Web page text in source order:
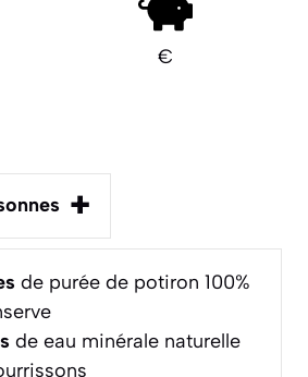
€
+
de purée de potiron 100%
de eau minérale naturelle